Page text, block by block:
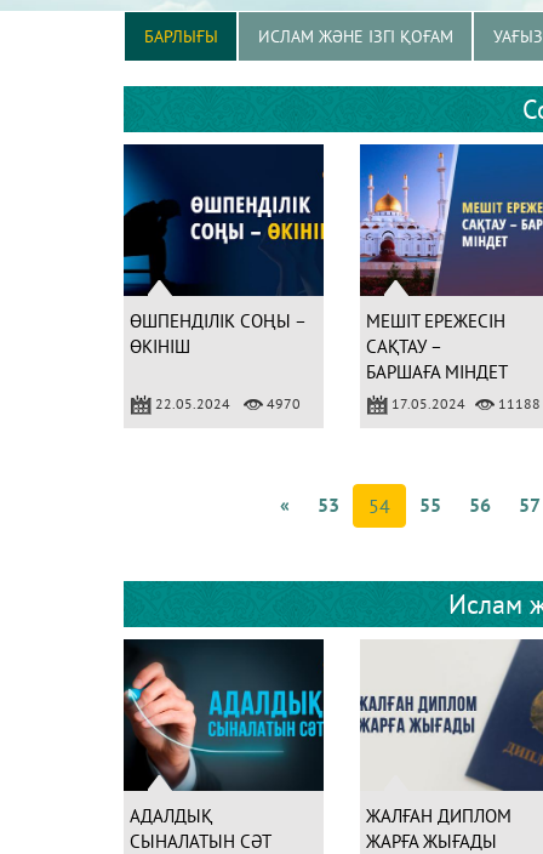
БАРЛЫҒЫ ИСЛАМ ЖӘНЕ ІЗГІ ҚОҒАМ
ӨШПЕНДІЛІК СОҢЫ –
ӨКІНІШ
22.05.2024 4970
МЕШІТ ЕРЕЖЕСІН
САҚТАУ –
БАРШАҒА МІНДЕТ
17.05.2024 11188
« 53 54 55 56 57
Ислам
АДАЛДЫҚ
СЫНАЛАТЫН СӘТ
ЖАЛҒАН ДИПЛОМ
ЖАРҒА ЖЫҒАДЫ